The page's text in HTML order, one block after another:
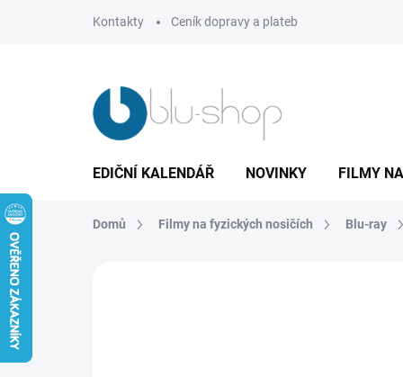
Kontakty Ceník dopravy a plateb
EDIČNÍ KALENDÁŘ NOVINKY FILMY
Domů Filmy na fyzických nosičích Blu-ray